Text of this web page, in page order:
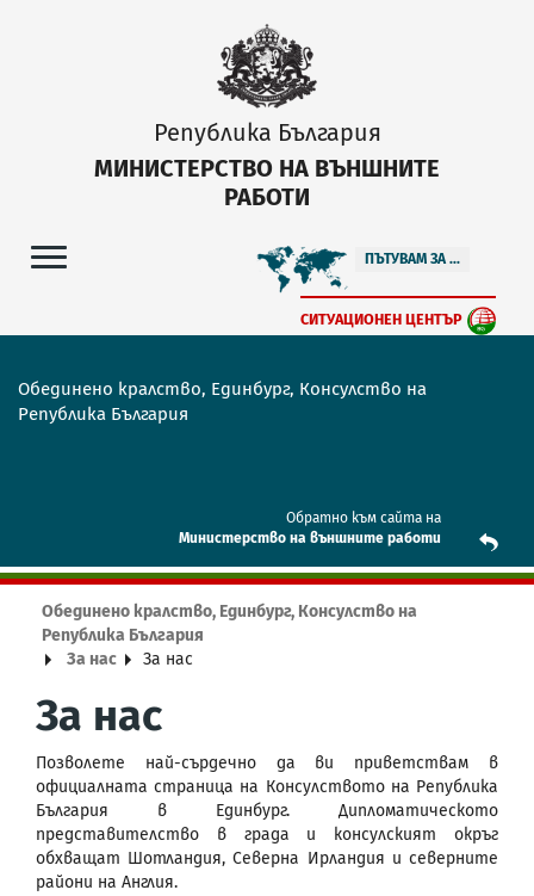
Република България
МИНИСТЕРСТВО НА ВЪНШНИТЕ
РАБОТИ
ПЪТУВАМ ЗА ...
СИТУАЦИОНЕН ЦЕНТЪР
Обединено кралство, Единбург, Консулство на
Република България
Обратно към сайта на
Mинистерство на външните работи
Обединено кралство, Единбург, Консулство на
Република България
За нас
За нас
За нас
Позволете най-сърдечно да ви приветствам в
официалната страница на Консулството на Република
България в Единбург. Дипломатическото
представителство в града и консулският окръг
обхващат Шотландия, Северна Ирландия и северните
райони на Англия.